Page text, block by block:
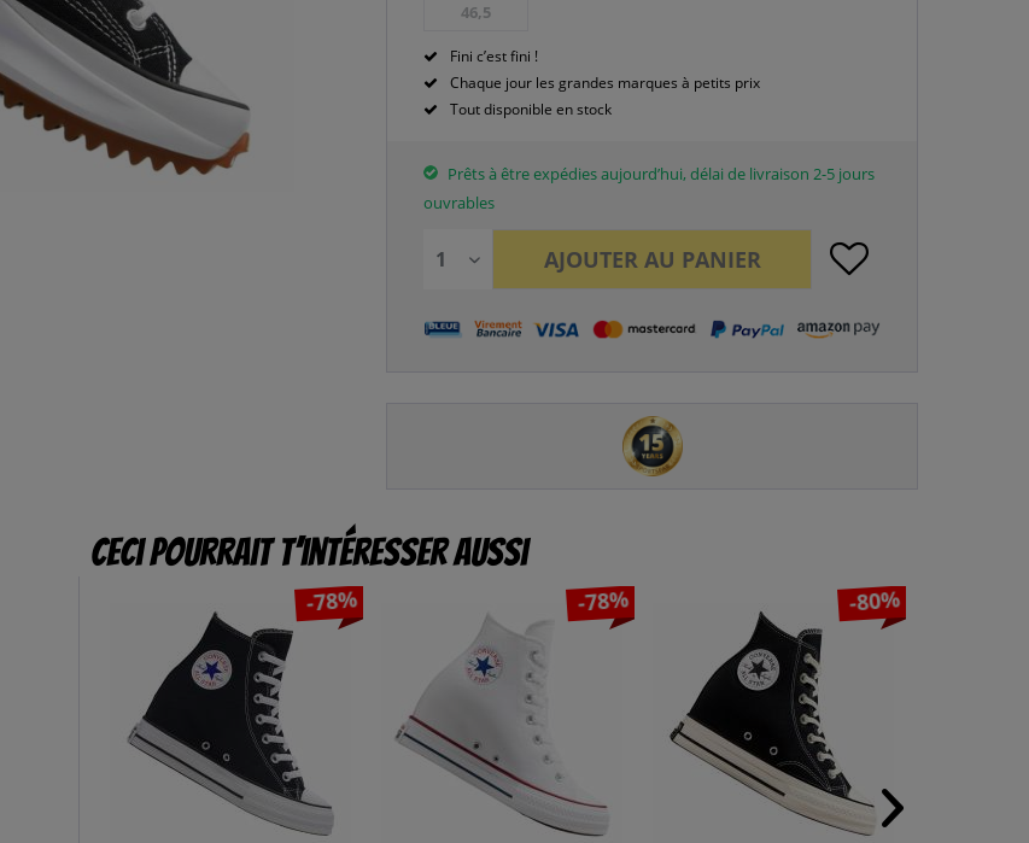
46,5
Fini c’est fini !
Chaque jour les grandes marques à petits prix
Tout disponible en stock
Prêts à être expédies aujourd’hui, délai de livraison 2-5 jours
ouvrables
AJOUTER AU PANIER
Ceci pourrait t’intéresser aussi
-78% -78% -80%